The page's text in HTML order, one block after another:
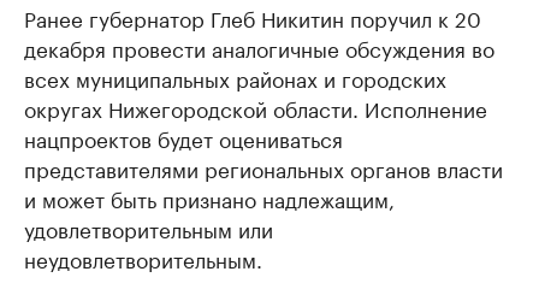
Ранее губернатор Глеб Никитин поручил к 20
декабря провести аналогичные обсуждения во
всех муниципальных районах и городских
округах Нижегородской области. Исполнение
нацпроектов будет оцениваться
представителями региональных органов власти
и может быть признано надлежащим,
удовлетворительным или
неудовлетворительным.